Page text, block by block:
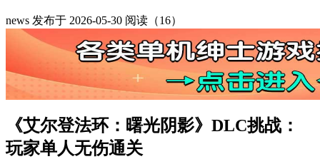
news 发布于 2026-05-30 阅读（16）
《艾尔登法环：曙光阴影》DLC挑战：
玩家单人无伤通关